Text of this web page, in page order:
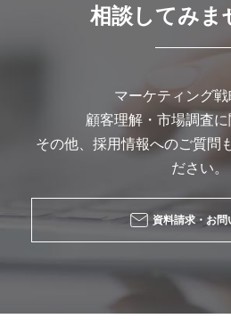
相談してみま
マーケティング戦
顧客理解・市場調査
その他、採用情報へのご質問
ださい。
資料請求・お問